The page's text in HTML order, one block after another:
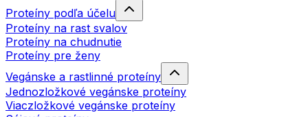
Proteíny podľa účelu
Proteíny na rast svalov
Proteíny na chudnutie
Proteíny pre ženy
Vegánske a rastlinné proteíny
Jednozložkové vegánske proteíny
Viaczložkové vegánske proteíny